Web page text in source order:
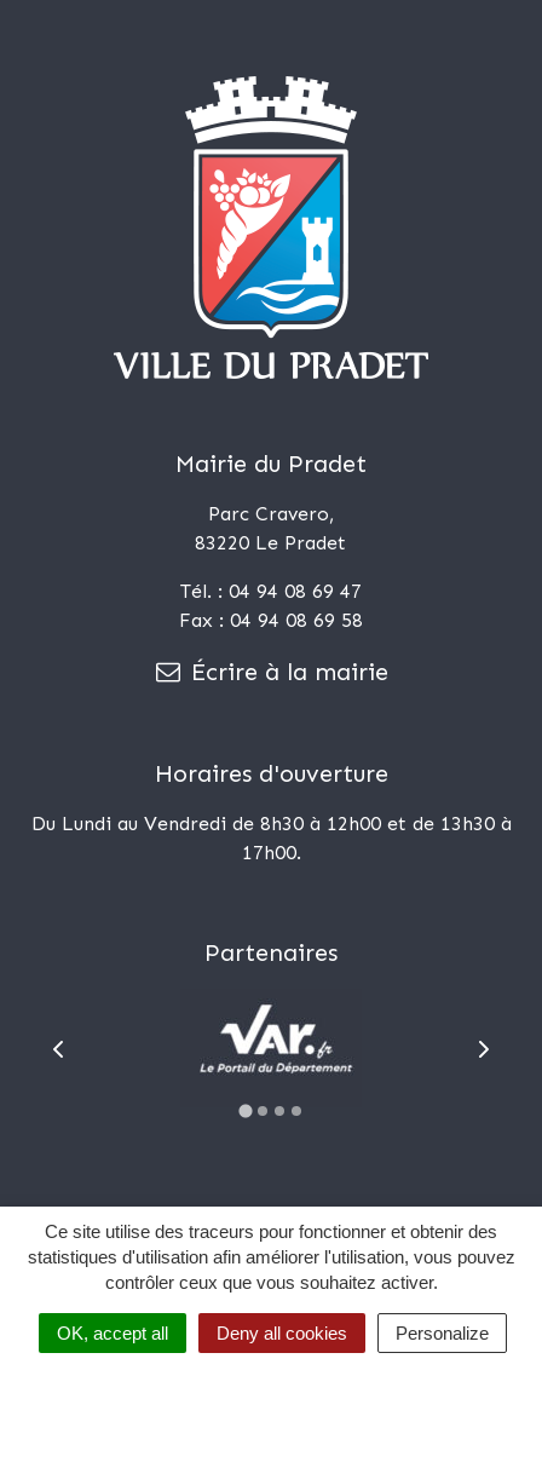
Mairie du Pradet
Parc Cravero,
83220 Le Pradet
Tél. : 04 94 08 69 47
Fax : 04 94 08 69 58
Écrire à la mairie
Horaires d'ouverture
Du Lundi au Vendredi de 8h30 à 12h00 et de 13h30 à
17h00.
Partenaires
Plan du site
Mentions Légales
Données personnelles
Sourd et malentendant ?
Ce site utilise des traceurs pour fonctionner et obtenir des
statistiques d'utilisation afin améliorer l'utilisation, vous pouvez
contrôler ceux que vous souhaitez activer.
OK, accept all Deny all cookies Personalize